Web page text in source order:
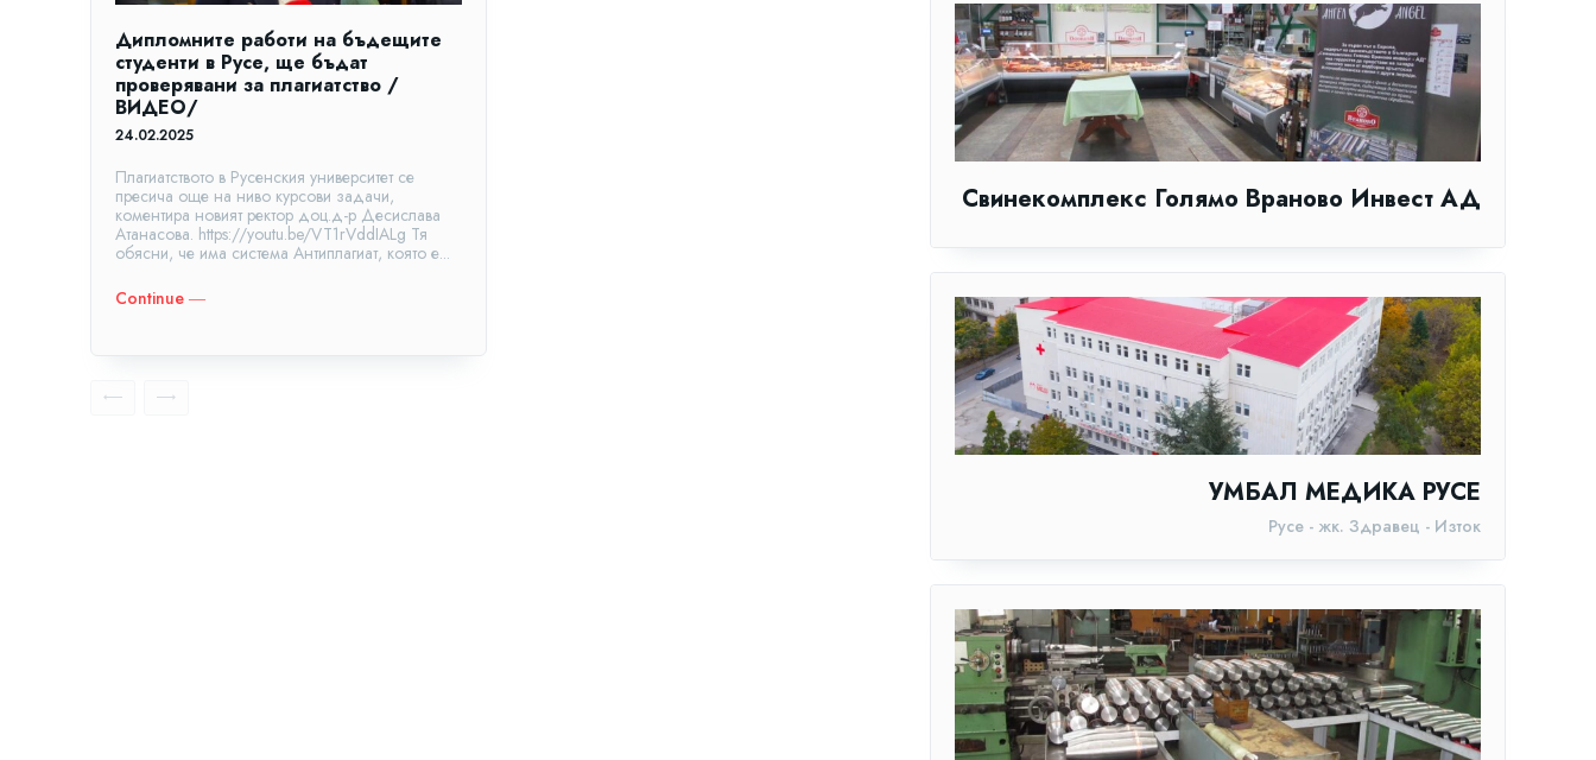
Дипломните работи на бъдещите
студенти в Русе, ще бъдат
проверявани за плагиатство /
ВИДЕО/
24.02.2025
Плагиатството в Русенския университет се
пресича още на ниво курсови задачи,
коментира новият ректор доц.д-р Десислава
Атанасова. https://youtu.be/VT1rVddIALg Тя
обясни, че има система Антиплагиат, която е...
Continue ―
Свинекомплекс Голямо Враново Инвест АД
УМБАЛ МЕДИКА РУСЕ
Русе - жк. Здравец - Изток